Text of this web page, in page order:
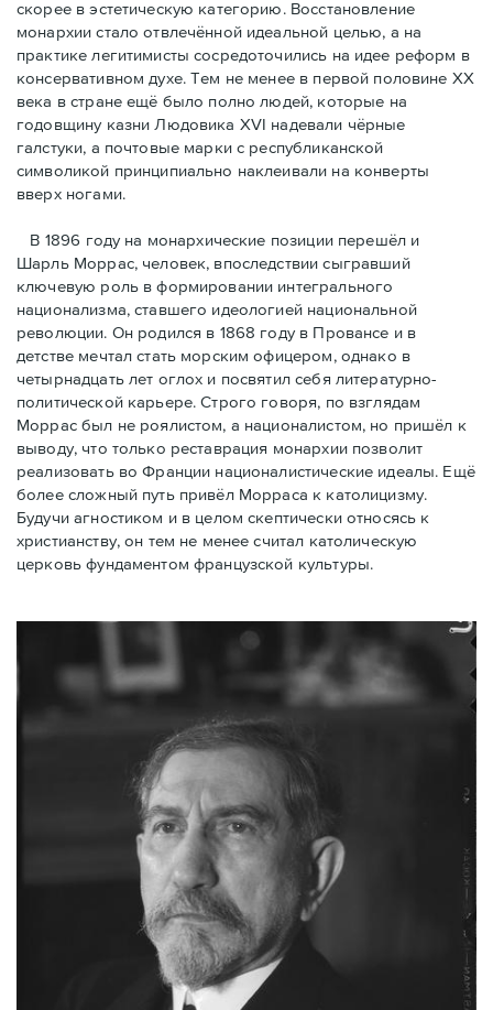
скорее в эстетическую категорию. Восстановление
монархии стало отвлечённой идеальной целью, а на
практике легитимисты сосредоточились на идее реформ в
консервативном духе. Тем не менее в первой половине ХХ
века в стране ещё было полно людей, которые на
годовщину казни Людовика XVI надевали чёрные
галстуки, а почтовые марки с республиканской
символикой принципиально наклеивали на конверты
вверх ногами.
В 1896 году на монархические позиции перешёл и
Шарль Моррас, человек, впоследствии сыгравший
ключевую роль в формировании интегрального
национализма, ставшего идеологией национальной
революции. Он родился в 1868 году в Провансе и в
детстве мечтал стать морским офицером, однако в
четырнадцать лет оглох и посвятил себя литературно-
политической карьере. Строго говоря, по взглядам
Моррас был не роялистом, а националистом, но пришёл к
выводу, что только реставрация монархии позволит
реализовать во Франции националистические идеалы. Ещё
более сложный путь привёл Морраса к католицизму.
Будучи агностиком и в целом скептически относясь к
христианству, он тем не менее считал католическую
церковь фундаментом французской культуры.